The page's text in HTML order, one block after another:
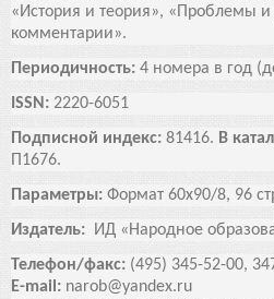
«История и теория», «Проблемы
комментарии».
Периодичность: 4 номера в год
ISSN: 2220-6051
Подписной индекс: 81416. В
П1676.
Параметры: Формат 60х90/8, 96
Издатель:
ИД «Народное
Телефон/факс: (495) 345-52-00,
E-mail: narob@yandex.ru